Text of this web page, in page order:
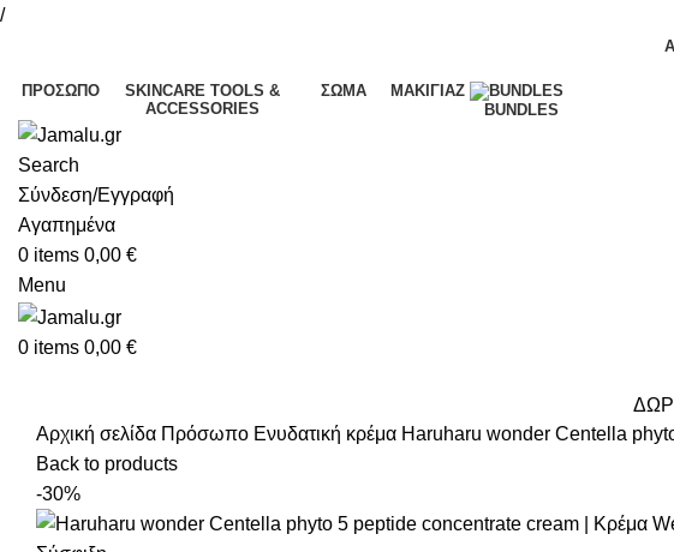
/
ΠΡΌΣΩΠΟ
SKINCARE TOOLS &
ACCESSORIES
ΣΏΜΑ
ΜΑΚΙΓΙΆΖ
BUNDLES
Search
Σύνδεση/Εγγραφή
Αγαπημένα
0 items 0,00 €
Menu
0 items 0,00 €
Αρχική σελίδα Πρόσωπο Ενυδατική κρέμα Haruharu wonder Centella
Back to products
-30%